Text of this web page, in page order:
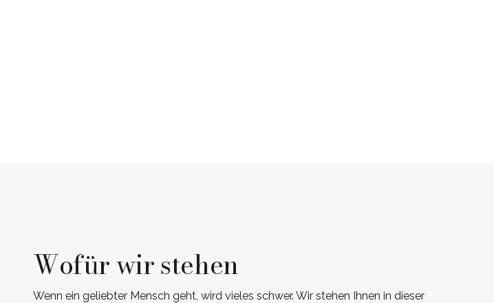
Wofür wir stehen
Wenn ein geliebter Mensch geht, wird vieles schwer. Wir stehen Ihnen in dieser